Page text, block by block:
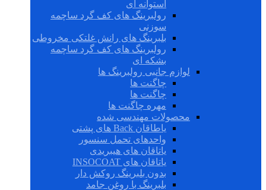
استوانه ای
رولبرینگ های کف گرد ساچمه
سوزنی
بلبرینگ های رانش غلتکی مخروطی
رولبرینگ های کف گرد ساچمه
بشکه ای
لوازم جانبی رولبرینگ ها
چاگنت ها
چاگنت ها
مهره چاگنت ها
محصولات مهندسی شده
یاطاقان Back های پشتی
واحدهای تحمل سنسور
یاتاقان های هیبریدی
یاتاقان های INSOCOAT
بدون بلبرینگ روکش دار
بلبرینگ با روغن جامد